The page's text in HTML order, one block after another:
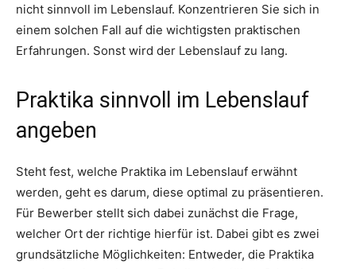
nicht sinnvoll im Lebenslauf. Konzentrieren Sie sich in
einem solchen Fall auf die wichtigsten praktischen
Erfahrungen. Sonst wird der Lebenslauf zu lang.
Praktika sinnvoll im Lebenslauf
angeben
Steht fest, welche Praktika im Lebenslauf erwähnt
werden, geht es darum, diese optimal zu präsentieren.
Für Bewerber stellt sich dabei zunächst die Frage,
welcher Ort der richtige hierfür ist. Dabei gibt es zwei
grundsätzliche Möglichkeiten: Entweder, die Praktika